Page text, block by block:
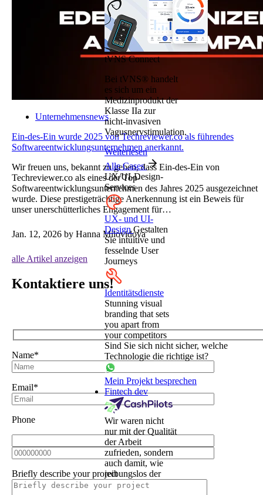
Unternehmensnews
Ein-des-Ein wurde 2025 von Techreviewer.co als führendes
Softwareentwicklungsunternehmen anerkannt.
Wir freuen uns, bekannt zu geben, dass Ein-des-Ein von
Techreviewer.co als eines der Top-
Softwareentwicklungsunternehmen des Jahres 2025 ausgezeichnet
wurde. Diese prestigeträchtige Anerkennung ist ein Beweis für
unser unerschütterliches Engagement für…
Jan. 12, 2026 by Hanna Milovidova
alle Artikel anzeigen
Kontaktiere uns!
Name*
Email*
Phone
Briefly describe your project
tVNS Connect
Bei tVNS® handelt
es sich um ein
Medizinprodukt der
Klasse IIa zur
nicht-invasiven
Vagusnervstimulation.
Weiterlesen
Alle Cases
UX/UI-Design-
Services
UX- und UI-
Design Gestalten
Sie intuitive und
fesselnde User
Journeys
Identitätsdienste
Stunning visual
branding that sets
you apart from
your competitors
Sind Sie sich nicht sicher, welche
Technologie die richtige ist?
Mein Projekt besprechen
Fintech dev
Wir waren nicht
nur mit der Qualität
der Arbeit
zufrieden, sondern
auch damit, wie
reibungslos der
gesamte Prozess